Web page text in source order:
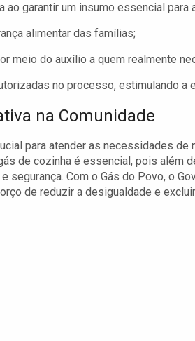
ao garantir um insumo essencial para
alimentar das famílias;
meio do auxílio a quem realmente
no processo, estimulando a
na Comunidade
para atender as necessidades
de cozinha é essencial, pois além
segurança. Com o Gás do Povo, o
de reduzir a desigualdade e